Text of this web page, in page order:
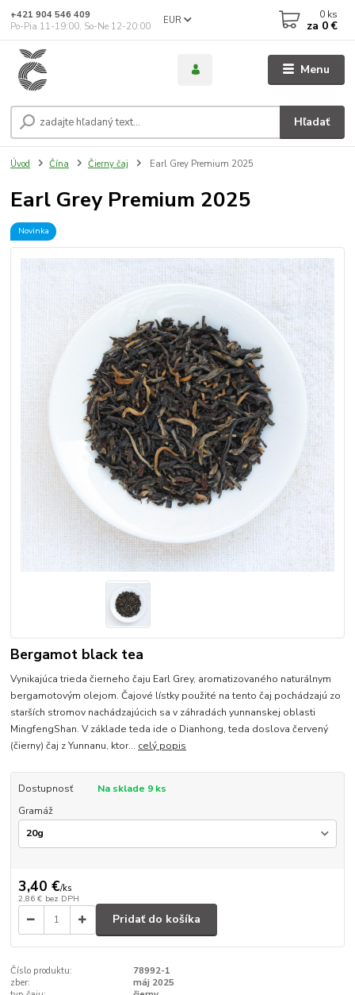
Menu
EUR
Hľadať
+421 904 546 409
Po-Pia 11-19:00, So-Ne 12-20:00
0 ks
za 0 €
Úvod Čína Čierny čaj Earl Grey Premium 2025
Earl Grey Premium 2025
Novinka
Bergamot black tea
Vynikajúca trieda čierneho čaju Earl Grey, aromatizovaného naturálnym
bergamotovým olejom. Čajové lístky použité na tento čaj pochádzajú zo
starších stromov nachádzajúcich sa v záhradách yunnanskej oblasti
MingfengShan. V základe teda ide o Dianhong, teda doslova červený
(čierny) čaj z Yunnanu, ktor... celý popis
Dostupnosť
Na sklade 9 ks
Gramáž
3,40 €/ks
2,86 € bez DPH
Pridať do košíka
Číslo produktu:
78992-1
zber:
máj 2025